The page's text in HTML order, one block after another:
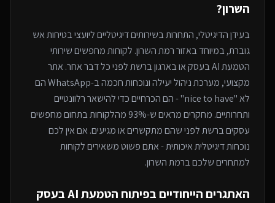
השרון?
בעידן הדיגיטלי, התחרות בשירותים דיגיטליים ליועצי בטיחות אש
גוברת, במיוחדבאזור רמת השרון. לקוחות מחפשים שירותי
הטמעת AI בעסק או בארגון
ברשת לפני כל דבר אחר. אתר
מקצועי, מערכת ניהול יעילה ונוכחות חכמה ב-WhatsApp הם
לא "nice to have" - הם הכרחיים כדי להישאר רלוונטיים
ותחרותיים. מחקרים מראים ש-93% מהלקוחות בתחום מחפשים
עסקים ברשת לפני שהם מתקשרים או מגיעים. אם אין לכם
נוכחות דיגיטלית איכותית - אתם פשוט משאירים לקוחות
למתחריםשלכם ברמת השרון.
האתגרים הייחודיים בפיתוח
הטמעת AI בעסק